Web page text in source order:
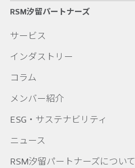
RSM汐留パートナーズ
サービス
インダストリー
コラム
メンバー紹介
ESG・サステナビリティ
ニュース
RSM汐留パートナーズについて